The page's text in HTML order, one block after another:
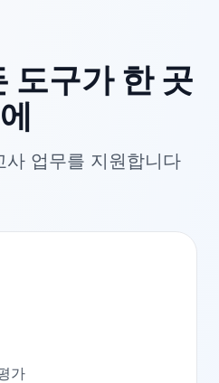
도구가 한 곳
에
사 업무를 지원합니다
가